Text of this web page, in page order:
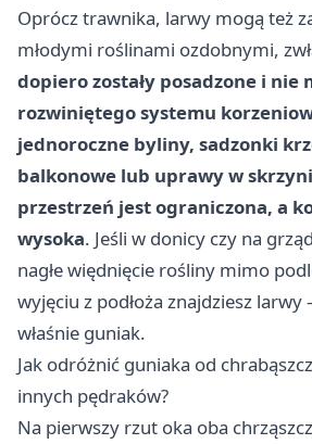
Oprócz trawnika, larwy mogą też
młodymi roślinami ozdobnymi,
dopiero zostały posadzone i nie
rozwiniętego systemu
jednoroczne byliny, sadzonki
balkonowe lub uprawy w
przestrzeń jest ograniczona, a
wysoka. Jeśli w donicy czy na
nagłe więdnięcie rośliny mimo
wyjęciu z podłoża znajdziesz larwy
właśnie guniak.
Jak odróżnić guniaka od
innych pędraków?
Na pierwszy rzut oka oba